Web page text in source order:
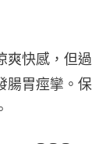
爽快感，但過
腸胃痙攣。保